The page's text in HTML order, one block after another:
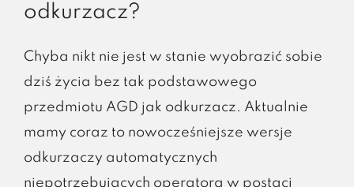
odkurzacz?
Chyba nikt nie jest w stanie wyobrazić sobie
dziś życia bez tak podstawowego
przedmiotu AGD jak odkurzacz. Aktualnie
mamy coraz to nowocześniejsze wersje
odkurzaczy automatycznych
niepotrzebujących operatora w postaci